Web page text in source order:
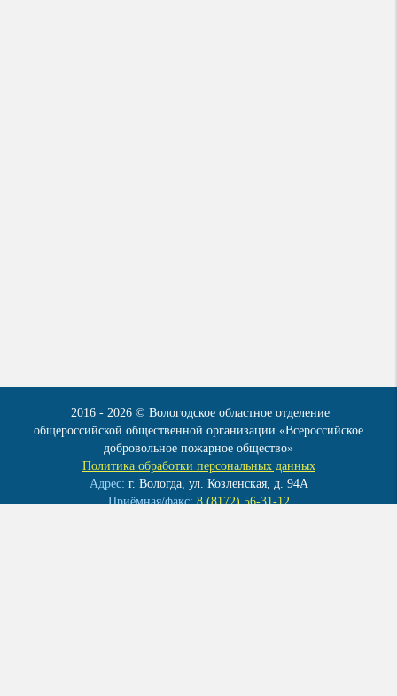
2016 - 2026 © Вологодское областное отделение
общероссийской общественной организации «Всероссийское
добровольное пожарное общество»
Политика обработки персональных данных
Адрес: г. Вологда, ул. Козленская, д. 94А
Приёмная/факс:8 (8172) 56-31-12